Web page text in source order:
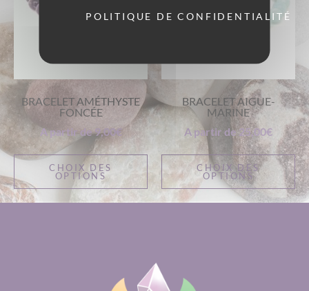
BRACELET AMÉTHYSTE
FONCÉE
A partir de9,00€
CHOIX DES
OPTIONS
BRACELET AIGUE-
MARINE
A partir de25,00€
CHOIX DES
OPTIONS
POLITIQUE DE CONFIDENTIALITÉ